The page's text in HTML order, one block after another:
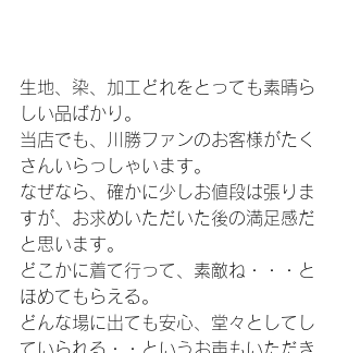
生地、染、加工どれをとっても素晴ら
しい品ばかり。
当店でも、川勝ファンのお客様がたく
さんいらっしゃいます。
なぜなら、確かに少しお値段は張りま
すが、お求めいただいた後の満足感だ
と思います。
どこかに着て行って、素敵ね・・・と
ほめてもらえる。
どんな場に出ても安心、堂々としてし
ていられる・・というお声もいただき